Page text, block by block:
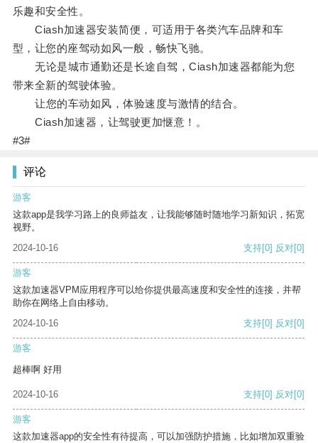
乐趣和安全性。
Ciash加速器安装简便，可适用于各类汽车品牌和车
型，让您的座驾动如风一般，畅快飞驰。
无论是城市通勤还是长途自驾，Ciash加速器都能为您
带来全新的驾驶体验。
让您的车动如风，体验速度与激情的结合。
Ciash加速器，让驾驶更加惬意！。
#3#
评论
游客
这款app是我学习路上的良师益友，让我能够随时随地学习新知识，拓宽
视野。
2024-10-16
支持[0] 反对[0]
游客
这款加速器VPM应用程序可以给你提供最高速度和安全性的连接，并帮
助你在网络上自由移动。
2024-10-16
支持[0] 反对[0]
游客
超棒啊 好用
2024-10-16 支持[0] 反对[0]
游客
这款加速器app的安全性有待提高，可以加强防护措施，比如增加双重验